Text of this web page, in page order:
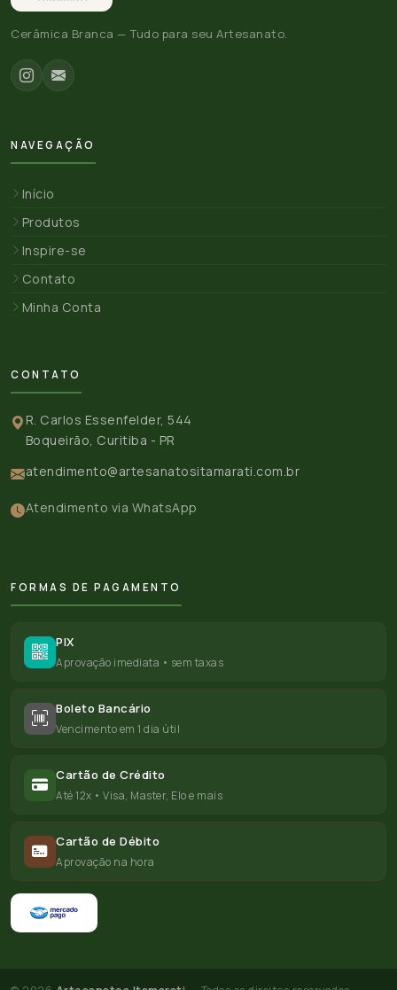
Cerâmica Branca — Tudo para seu Artesanato.
NAVEGAÇÃO
Início
Produtos
Inspire-se
Contato
Minha Conta
CONTATO
R. Carlos Essenfelder, 544
Boqueirão, Curitiba - PR
atendimento@artesanatositamarati.com.br
Atendimento via WhatsApp
FORMAS DE PAGAMENTO
PIX
Aprovação imediata • sem taxas
Boleto Bancário
Vencimento em 1 dia útil
Cartão de Crédito
Até 12x • Visa, Master, Elo e mais
Cartão de Débito
Aprovação na hora